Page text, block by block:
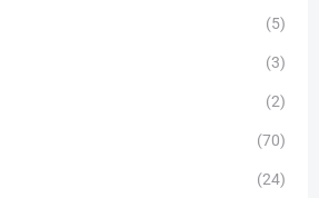
(5)
(3)
(2)
(70)
(24)